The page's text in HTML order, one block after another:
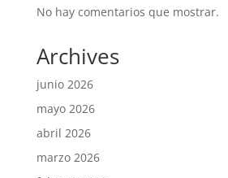
No hay comentarios que mostrar.
Archives
junio 2026
mayo 2026
abril 2026
marzo 2026